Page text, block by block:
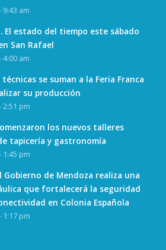
9:43 am
El estado del tiempo este sábado
San Rafael
4:00 am
técnicas se suman a la Feria Franca
su producción
2:51 pm
los nuevos talleres
tapicería y gastronomía
1:45 pm
Gobierno de Mendoza realiza una
que fortalecerá la seguridad
en Colonia Española
1:17 pm